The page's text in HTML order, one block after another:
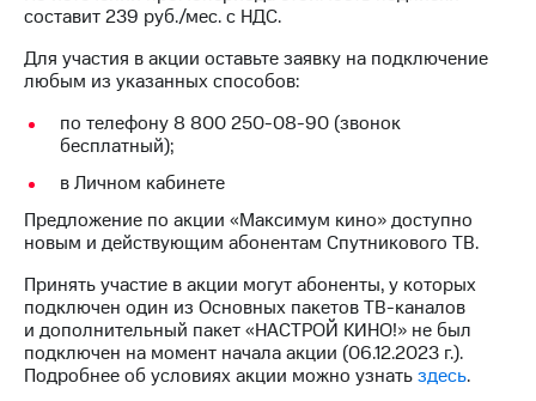
для
Оформить
номер
Выбрать
красивый
номер
SIM-
карту
Перейти
на
Выберите
ТВ
с выгодным
тарифом
Интернет,
ТВ и телефон
для дома
Личный
кабинет
спутникового
ТВ
Скачать
составит 239 руб./мес. с НДС.
Для участия в акции оставьте заявку на подключение
любым из указанных способов:
по телефону 8 800 250-08-90 (звонок
бесплатный);
в Личном кабинете
Предложение по акции «Максимум кино» доступно
новым и действующим абонентам Спутникового ТВ.
Принять участие в акции могут абоненты, у которых
подключен один из Основных пакетов ТВ-каналов
и дополнительный пакет «НАСТРОЙ КИНО!» не был
подключен на момент начала акции (06.12.2023 г.).
Подробнее об условиях акции можно узнатьздесь.